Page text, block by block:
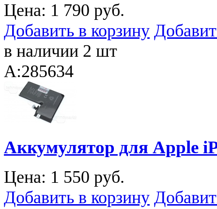
Цена: 1 790 руб.
Добавить в корзину
в наличии 2 шт
A:285634
Аккумулятор для Apple
Цена: 1 550 руб.
Добавить в корзину